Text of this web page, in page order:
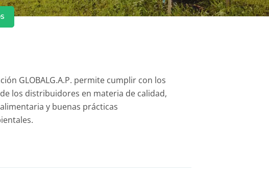
GLOBALG.A.P. permite cumplir con los
los distribuidores en materia de calidad,
y buenas prácticas